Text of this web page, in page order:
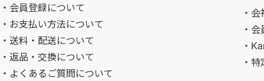
会員登録について
お支払い方法について
送料・配送について
返品・交換について
よくあるご質問について
・
・
・
・